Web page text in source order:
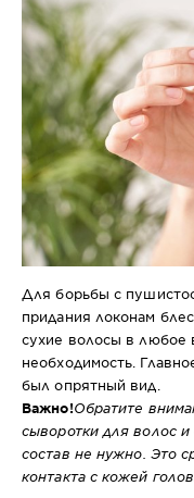
Для борьбы с
придания локонам
сухие волосы в любое
необходимость.
был опрятный вид.
Важно!Обратите
сыворотки для волоси
состав не нужно . Это
контакта с кожей